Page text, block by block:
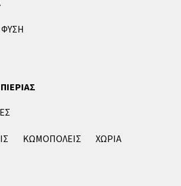
ΦΥΣΗ
ΚΩΜΟΠΟΛΕΙΣ
ΧΩΡΙΑ